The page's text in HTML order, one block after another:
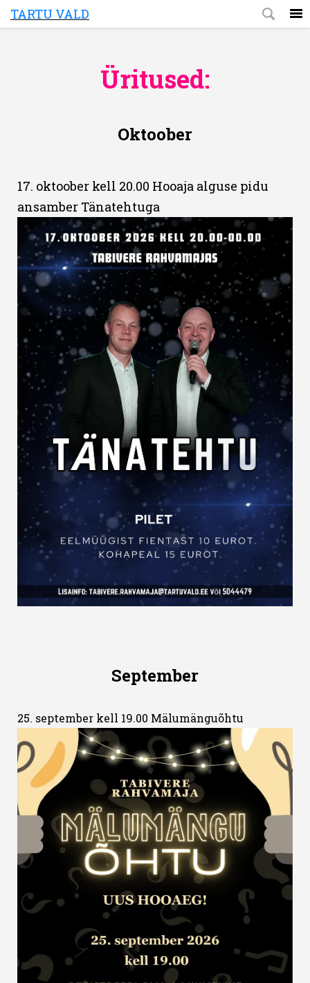
TARTU VALD
Üritused:
Oktoober
17. oktoober kell 20.00 Hooaja alguse pidu
ansamber Tänatehtuga
September
25. september kell 19.00 Mälumänguõhtu